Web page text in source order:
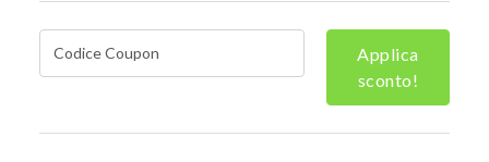
Applica
sconto!